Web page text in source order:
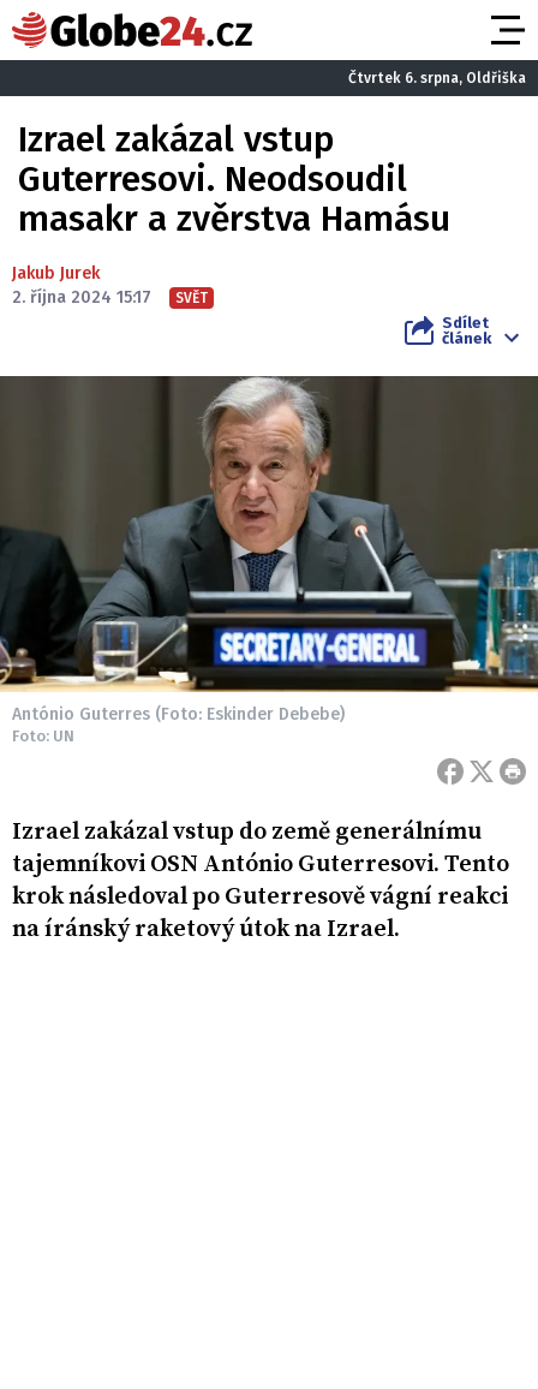
Čtvrtek 6. srpna, Oldřiška
Izrael zakázal vstup
Guterresovi. Neodsoudil
masakr a zvěrstva Hamásu
Jakub Jurek
2. října 2024 15:17
SVĚT
Sdílet
článek
António Guterres (Foto: Eskinder Debebe)
Foto: UN
Izrael zakázal vstup do země generálnímu
tajemníkovi OSN António Guterresovi. Tento
krok následoval po Guterresově vágní reakci
na íránský raketový útok na Izrael.